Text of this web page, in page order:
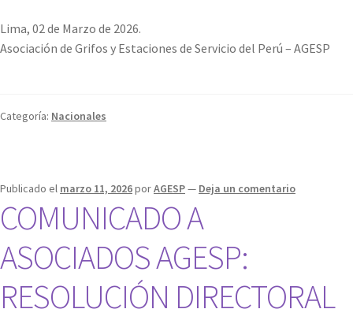
Lima, 02 de Marzo de 2026.
Asociación de Grifos y Estaciones de Servicio del Perú – AGESP
Categoría: Nacionales
Publicado el marzo 11, 2026porAGESP— Deja un comentario
COMUNICADO A
ASOCIADOS AGESP:
RESOLUCIÓN DIRECTORAL